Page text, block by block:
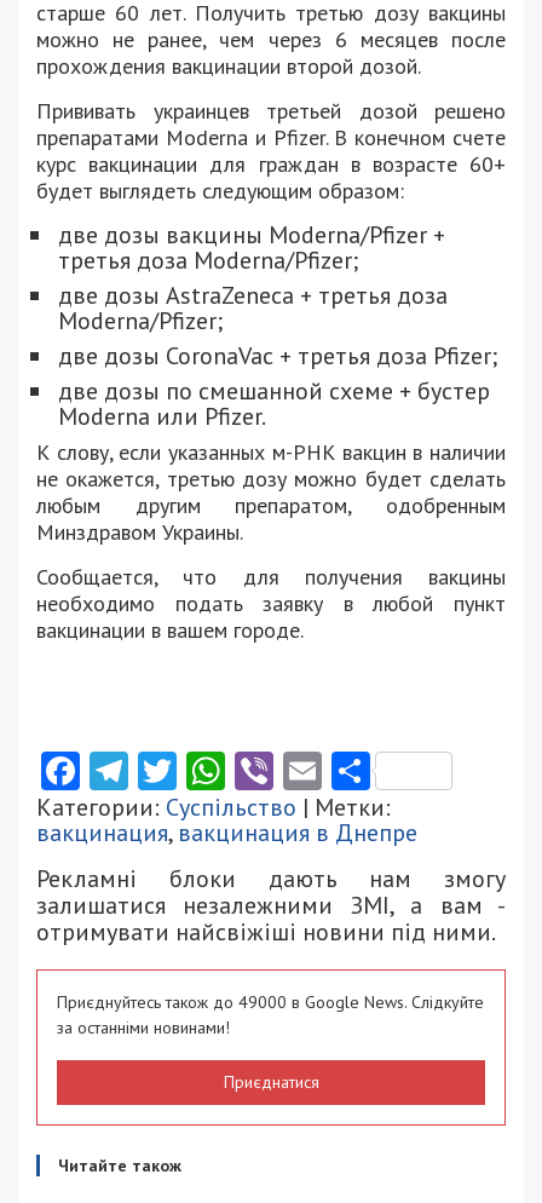
старше 60 лет. Получить третью дозу вакцины
можно не ранее, чем через 6 месяцев после
прохождения вакцинации второй дозой.
Прививать украинцев третьей дозой решено
препаратами Moderna и Pfizer. В конечном счете
курс вакцинации для граждан в возрасте 60+
будет выглядеть следующим образом:
две дозы вакцины Moderna/Pfizer +
третья доза Moderna/Pfizer;
две дозы AstraZeneca + третья доза
Moderna/Pfizer;
две дозы CoronaVac + третья доза Pfizer;
две дозы по смешанной схеме + бустер
Moderna или Pfizer.
К слову, если указанных м-РНК вакцин в наличии
не окажется, третью дозу можно будет сделать
любым другим препаратом, одобренным
Минздравом Украины.
Сообщается, что для получения вакцины
необходимо подать заявку в любой пункт
вакцинации в вашем городе.
Facebook
Telegram
Twitter
WhatsApp
ViberEmail
Категории: Суспільство | Метки:
вакцинация, вакцинация в Днепре
Рекламні блоки дають нам змогу
залишатися незалежними ЗМІ, а вам -
отримувати найсвіжіші новини під ними.
Приєднуйтесь також до 49000 в Google News. Слідкуйте
за останніми новинами!
Приєднатися
Читайте також